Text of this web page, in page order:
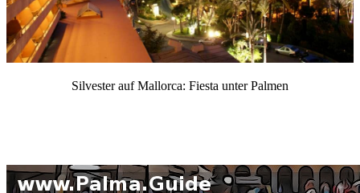
Silvester auf Mallorca: Fiesta unter Palmen